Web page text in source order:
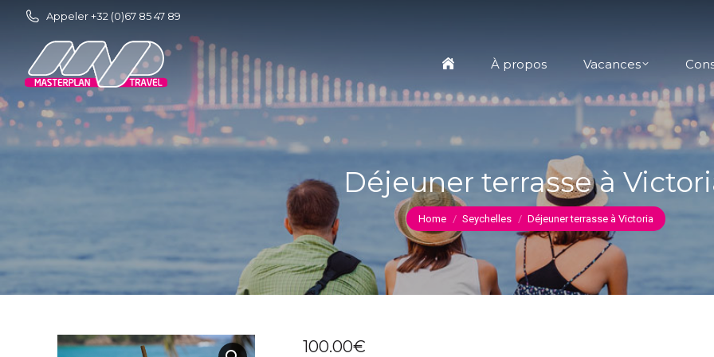
Appeler +32 (0)67 85 47 89
À propos Vacances
Déjeuner terrasse à
You are here:
Home Seychelles Déjeuner terrasse à Victoria
100.00€